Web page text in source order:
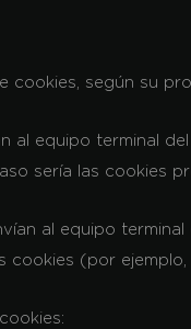
cookies, según su
al equipo terminal
sería las cookies
al equipo
(por ejemplo,